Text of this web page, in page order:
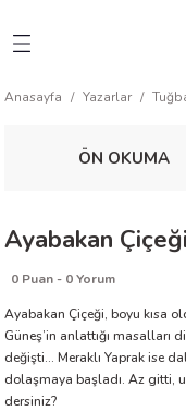
Anasayfa Yazarlar
ÖN OKUMA
Ayabakan Çiçeği
0 Puan - 0 Yorum
Ayabakan Çiçeği, boyu kısa
Güneş’in anlattığı masalları
değişti… Meraklı Yaprak ise
dolaşmaya başladı. Az gitti,
dersiniz?